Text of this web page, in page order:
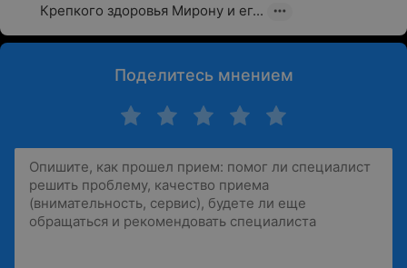
Крепкого здоровья Мирону и ег...
Поделитесь мнением